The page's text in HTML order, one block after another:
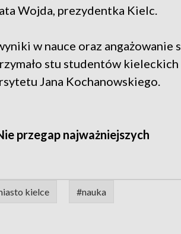
Wojda, prezydentka Kielc.
w nauce oraz angażowanie
stu studentów kieleckich
Jana Kochanowskiego.
przegap najważniejszych
kielce #nauka